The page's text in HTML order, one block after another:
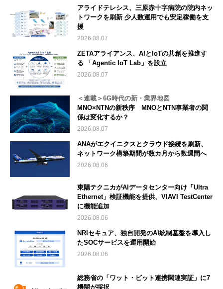
アライドテレシス、三原赤十字病院の院内ネッ
トワークを刷新 少人数運用でも安定稼働を支
援
2026.08.07
ZETAアライアンス、AIとIoTの共創を推進す
る 「Agentic IoT Lab」を設立
2026.08.07
＜連載＞6G時代の新・業界地図
MNO×NTNの新秩序 MNOとNTN事業者の関
係は変化するか？
2026.08.07
ANAがエクイニクスとクラウド接続を刷新、
ネットワーク構築期間が数カ月から数週間へ
2026.08.06
東陽テクニカがAIデータセンター向け「Ultra
Ethernet」検証機能を提供、VIAVI TestCenter
に機能追加
2026.08.06
NRIセキュア、独自開発のAI統制基盤を導入し
たSOCサービスを運用開始
2026.08.06
総務省の「ワット・ビット連携関連実証」に7
機関が採択